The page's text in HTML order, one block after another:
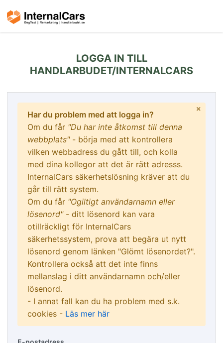
LOGGA IN TILL
HANDLARBUDET/INTERNALCARS
Har du problem med att logga in?
Om du får "Du har inte åtkomst till denna
webbplats"- börja med att kontrollera
vilken webbadress du gått till, och kolla
med dina kollegor att det är rätt adresss.
InternalCars säkerhetslösning kräver att du
går till rätt system.
Om du får "Ogiltigt användarnamn eller
lösenord"- ditt lösenord kan vara
otillräckligt för InternalCars
säkerhetssystem, prova att begära ut nytt
lösenord genom länken "Glömt lösenordet?".
Kontrollera också att det inte finns
mellanslag i ditt användarnamn och/eller
lösenord.
- I annat fall kan du ha problem med s.k.
cookies - Läs mer här